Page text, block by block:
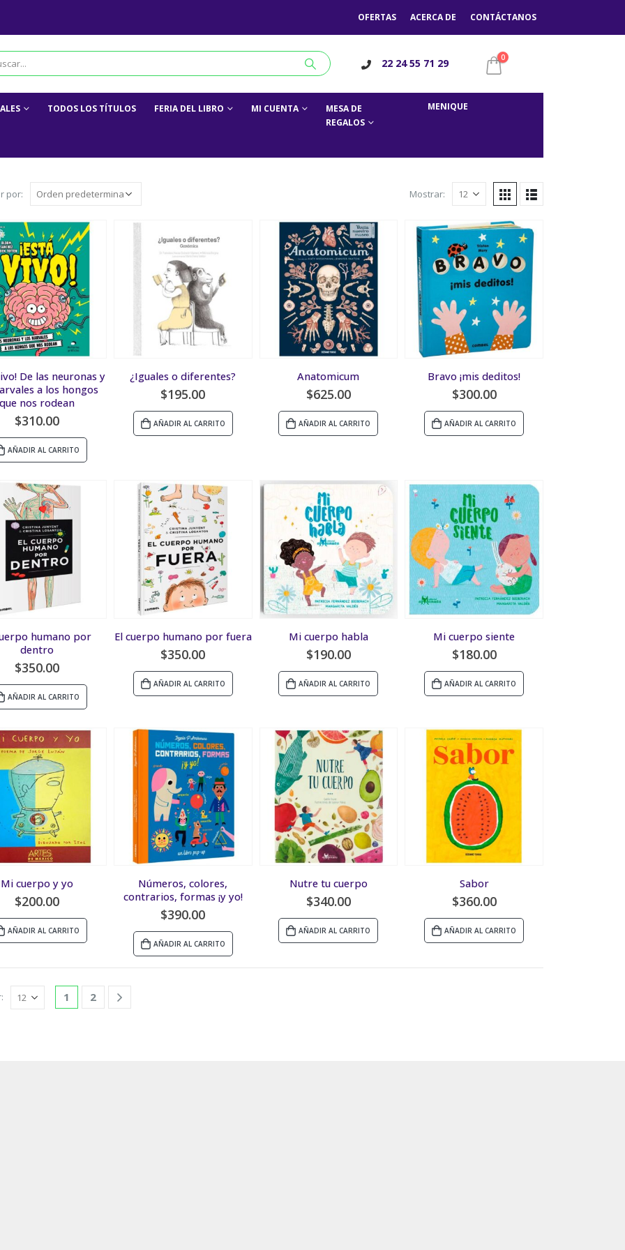
OFERTAS ACERCA DE CONTÁCTANOS
22 24 55 71 29 0
TODOS LOS TÍTULOS FERIA DEL LIBRO MI CUENTA
MESA DE
REGALOS
MENIQUE
por: Mostrar:
De las neuronas y
a los hongos
que nos rodean
$310.00
AÑADIR AL CARRITO
¿Iguales o diferentes?
$195.00
AÑADIR AL CARRITO
Anatomicum
$625.00
AÑADIR AL CARRITO
Bravo ¡mis deditos!
$300.00
AÑADIR AL CARRITO
humano por
dentro
$350.00
AÑADIR AL CARRITO
El cuerpo humano por fuera
$350.00
AÑADIR AL CARRITO
Mi cuerpo habla
$190.00
AÑADIR AL CARRITO
Mi cuerpo siente
$180.00
AÑADIR AL CARRITO
Mi cuerpo y yo
$200.00
AÑADIR AL CARRITO
Números, colores,
contrarios, formas ¡y yo!
$390.00
AÑADIR AL CARRITO
Nutre tu cuerpo
$340.00
AÑADIR AL CARRITO
Sabor
$360.00
AÑADIR AL CARRITO
1 2